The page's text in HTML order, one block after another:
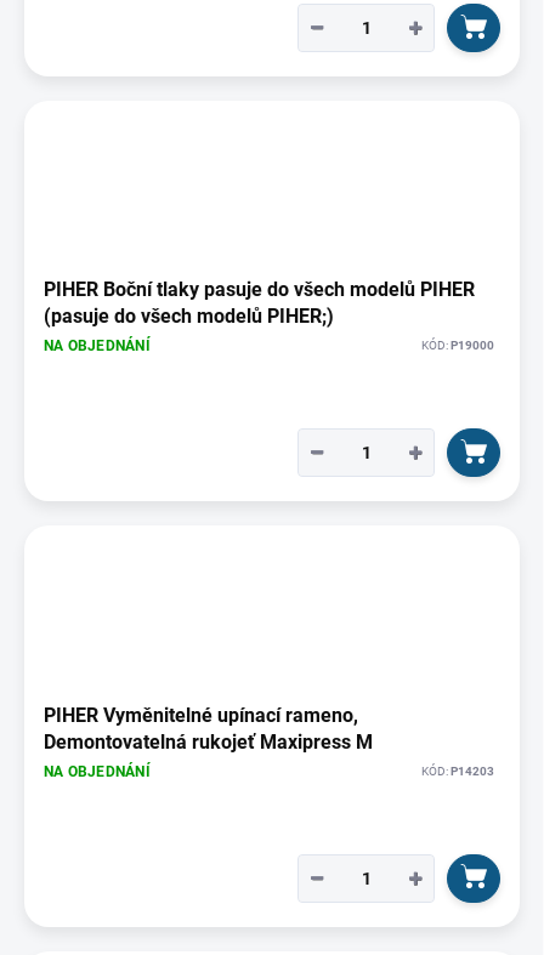
+
−
PIHER Boční tlaky pasuje do všech modelů PIHER
(pasuje do všech modelů PIHER;)
NA OBJEDNÁNÍ KÓD: P19000
+
−
PIHER Vyměnitelné upínací rameno,
Demontovatelná rukojeť Maxipress M
NA OBJEDNÁNÍ KÓD:P14203
+
−